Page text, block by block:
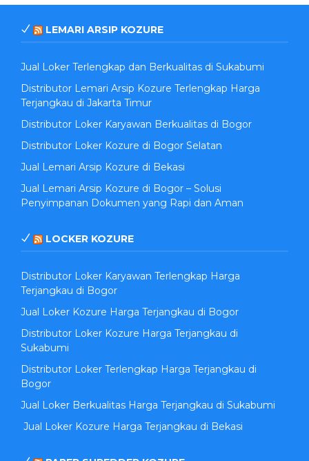
LEMARI ARSIP KOZURE
Jual Loker Terlengkap dan Berkualitas di Sukabumi
Distributor Lemari Arsip Kozure Terlengkap Harga
Terjangkau di Jakarta Timur
Distributor Loker Karyawan Berkualitas di Bogor
Distributor Loker Kozure di Bogor Selatan
Jual Lemari Arsip Kozure di Bekasi
Jual Lemari Arsip Kozure di Bogor – Solusi
Penyimpanan Dokumen yang Rapi dan Aman
LOCKER KOZURE
Distributor Loker Karyawan Terlengkap Harga
Terjangkau di Bogor
Jual Loker Kozure Harga Terjangkau di Bogor
Distributor Loker Kozure Harga Terjangkau di
Sukabumi
Distributor Loker Terlengkap Harga Terjangkau di
Bogor
Jual Loker Berkualitas Harga Terjangkau di Sukabumi
Jual Loker Kozure Harga Terjangkau di Bekasi